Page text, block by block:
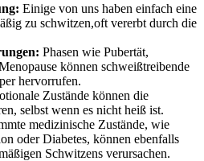
Einige von uns haben‌ einfach eine
zu‌ schwitzen,oft vererbt ⁢durch die
‍Phasen ​wie Pubertät,
können schweißtreibende
hervorrufen.
Zustände können die
‍selbst wenn es nicht​ heiß ist.
medizinische ​Zustände, ‌wie
oder Diabetes,⁣ können ebenfalls
Schwitzens verursachen.